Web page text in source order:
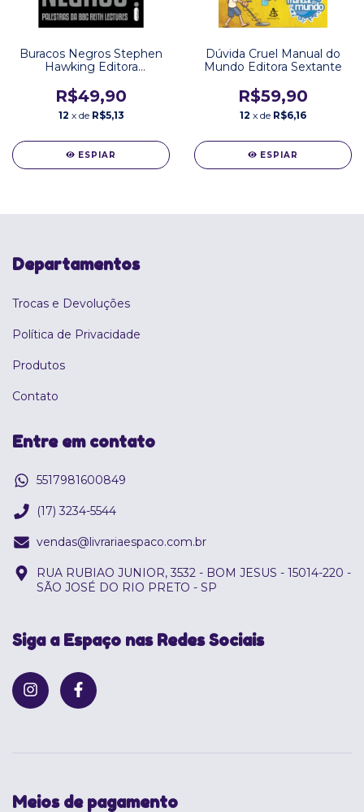
Buracos Negros Stephen
Hawking Editora
R$49,90
12 x de R$5,13
ESPIAR
Dúvida Cruel Manual do
Mundo Editora Sextante
R$59,90
12 x de R$6,16
ESPIAR
Departamentos
Trocas e Devoluções
Política de Privacidade
Produtos
Contato
Entre em contato
5517981600849
(17) 3234-5544
vendas@livrariaespaco.com.br
RUA RUBIAO JUNIOR, 3532 - BOM JESUS - 15014-220 -
SÃO JOSÉ DO RIO PRETO - SP
Siga a Espaço nas Redes Sociais
Meios de pagamento